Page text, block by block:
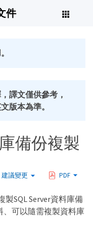
件
譯文僅供參考，
版本為準。
備份複製
建議變更 PDF
SQL Server資料庫備
、可以隨需複製資料庫